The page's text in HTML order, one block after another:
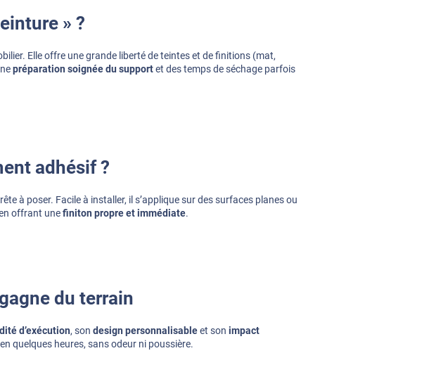
» ?
Elle offre une grande liberté de teintes et de finitions (mat,
préparation soignée du supportet des temps de séchage parfois
adhésif ?
à poser. Facile à installer, il s’applique sur des surfaces planes ou
offrant unefiniton propre et immédiate.
du terrain
d’exécution, son design personnalisableet son impact
quelques heures, sans odeur ni poussière.